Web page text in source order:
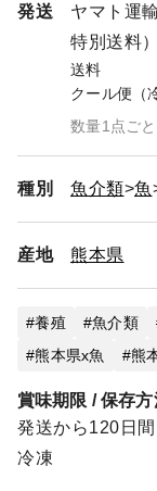
【食べチョクア
・水産物カテ
という光栄な賞
また、
【食べチョクア
発送
ヤマト運
特別送料）
送料
クール便（
数量1点ご
種別 魚介類 魚
産地 熊本県
養殖 魚介類
熊本県x魚
熊
賞味期限 / 保存方
発送から120日間
冷凍